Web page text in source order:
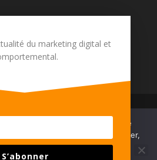
Mentions légales Contact
du marketing digital et
S’abonner
pour vous garantir la meilleure
Pour continuez à utiliser ce dernier,
vous pouvez :